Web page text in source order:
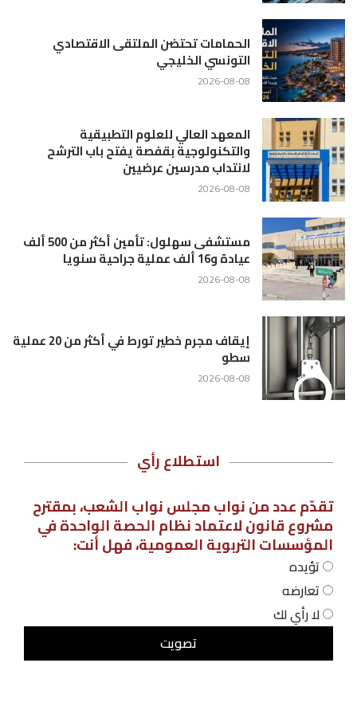
الحمامات تحتضن الملتقى الاقتصادي
التونسي الخليجي
2026-08-08
المعهد العالي للعلوم التطبيقية
والتكنولوجية بقفصة يفتح باب الترشح
لانتداب مدرسين عرضيين
2026-08-08
مستشفى سهلول: تأمين أكثر من 500 ألف
عيادة و16 ألف عملية جراحية سنويا
2026-08-08
إيقاف مجرم خطير تورط في أكثر من 20 عملية
سطو
2026-08-08
استطلاع رأي
تقدّم عدد من نواب مجلس نواب الشعب، بمقترح
مشروع قانون لاعتماد نظام الحصة الواحدة في
المؤسسات التربوية العمومية، فهل أنت:
تؤيده
تعارضه
لا رأي لك